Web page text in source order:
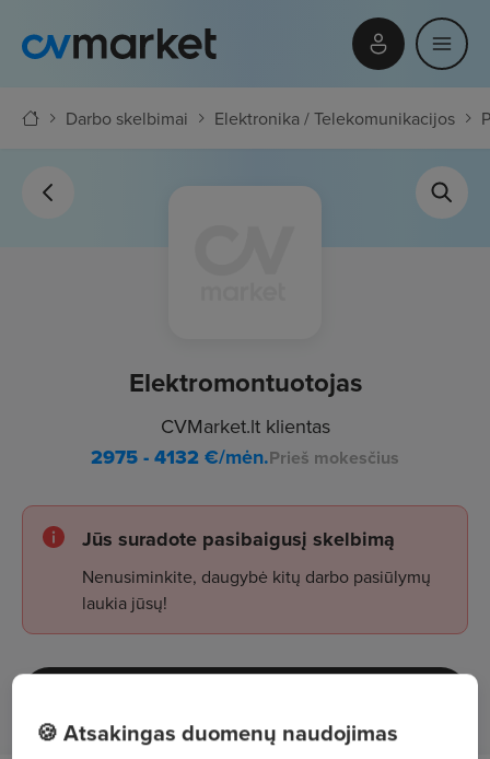
Darbo skelbimai Elektronika / Telekomunikacijos
Elektromontuotojas
CVMarket.lt klientas
2975 - 4132€/mėn.Prieš mokesčius
Jūs suradote pasibaigusį skelbimą
Nenusiminkite, daugybė kitų darbo pasiūlymų
laukia jūsų!
🍪 Atsakingas duomenų naudojimas